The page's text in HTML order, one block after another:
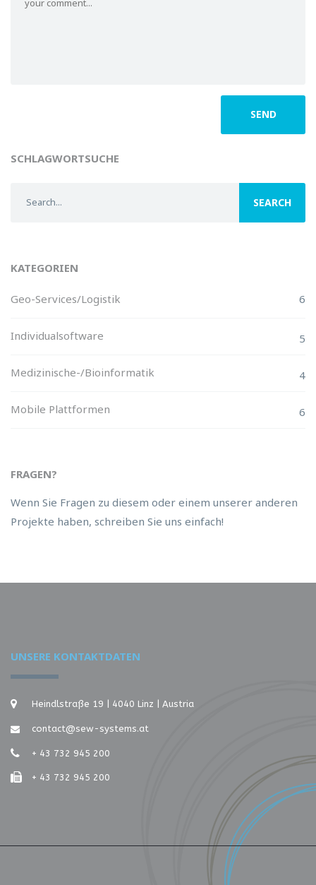
SCHLAGWORTSUCHE
KATEGORIEN
Geo-Services/Logistik 6
Individualsoftware 5
Medizinische-/Bioinformatik 4
Mobile Plattformen 6
FRAGEN?
Wenn Sie Fragen zu diesem oder einem unserer anderen
Projekte haben, schreiben Sie uns einfach!
UNSERE KONTAKTDATEN
Heindlstraße 19 | 4040 Linz | Austria
contact@sew-systems.at
+ 43 732 945 200
+ 43 732 945 200